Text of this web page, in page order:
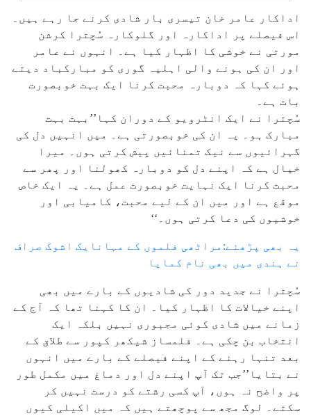
اداکار عامر خان تیسری بار شادی کرنے جا رہے ہیں۔
اس فیصلے پر اداکارہ اور گلوکارہ سُچترا کرشن
مورتی نے خوشی کا اظہار کیا ہے۔ انہوں نے عامر
اور ان کی ہونے والی اہلیہ گوری کو مبارکباد دیتے
ہوئے کہا کہ دوبارہ محبت کرنا ایک بہت خوبصورت
بات ہے۔
سُچترا نے ایک انٹرویو کے دوران کہا’’بہت بہت
مبارک ہو۔ یہ ان کی خوبصورتی ہے۔ میں انہیں دل کی
گہرائیوں سے نیک تمنائیں پیش کرتی ہوں۔ میرا
خیال ہے کہ اپنے دل کو دوبارہ کھولنا اور پھر سے
محبت کرنا ایک نہایت خوبصورت عمل ہے۔ یہ ایک خاص
موقع ہے اور میں ان کے لیے محبت، کامیابی اور
خوشیوں کی دعا کرتی ہوں۔‘‘
یہ بھی پڑھئے:مراٹھی فلموں کے مہانایک اشوک صراف
نے ہندی میں بھی نام کمایا
سُچترا نے جدید دور کی شادیوں کے بارے میں بھی
اپنے خیالات کا اظہار کیا۔ ان کا کہنا تھا کہ آج کے
زمانے میں شادی کوئی مجبوری نہیں بلکہ ایک
انتخاب بن چکی ہے۔ فلمساز شیکھر کپور سے طلاق کے
بعد تنہا رہنے کے اپنے فیصلے کے بارے میں انہوں
نے بتایا’’جب تک آپ اپنے دل اور دماغ میں مکمل طور
پر واضح نہ ہوں، آپ کسی رشتے کو درست نہیں کر
سکتے۔ لوگ مجھ سے پوچھتے ہیں کہ میں اکیلی کیوں